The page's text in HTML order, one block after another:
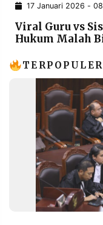
PENGADUAN
OF
IKUTI
RESOLUSI
17 Januari 2026 -
Viral Guru vs
Hukum Malah
TERPOPULER